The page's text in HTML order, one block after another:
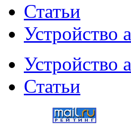
Статьи
Устройство
Устройство
Статьи